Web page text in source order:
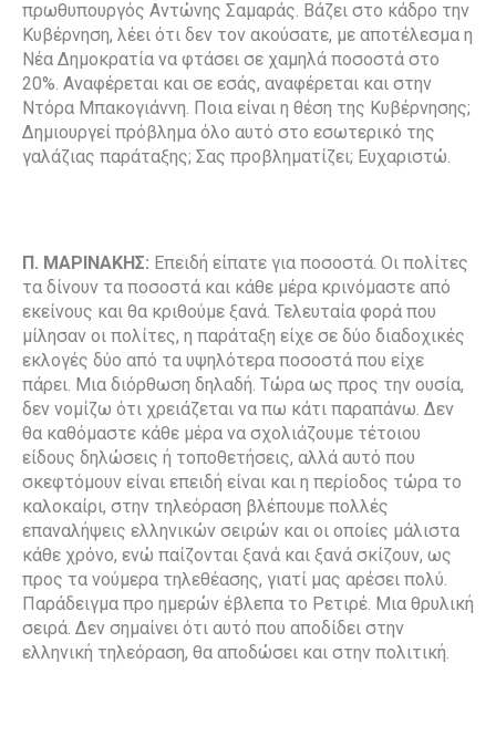
πρωθυπουργός Αντώνης Σαμαράς. Βάζει στο κάδρο την
Κυβέρνηση, λέει ότι δεν τον ακούσατε, με αποτέλεσμα η
Νέα Δημοκρατία να φτάσει σε χαμηλά ποσοστά στο
20%. Αναφέρεται και σε εσάς, αναφέρεται και στην
Ντόρα Μπακογιάννη. Ποια είναι η θέση της Κυβέρνησης;
Δημιουργεί πρόβλημα όλο αυτό στο εσωτερικό της
γαλάζιας παράταξης; Σας προβληματίζει; Ευχαριστώ.
Π. ΜΑΡΙΝΑΚΗΣ: Επειδή είπατε για ποσοστά. Οι πολίτες
τα δίνουν τα ποσοστά και κάθε μέρα κρινόμαστε από
εκείνους και θα κριθούμε ξανά. Τελευταία φορά που
μίλησαν οι πολίτες, η παράταξη είχε σε δύο διαδοχικές
εκλογές δύο από τα υψηλότερα ποσοστά που είχε
πάρει. Μια διόρθωση δηλαδή. Τώρα ως προς την ουσία,
δεν νομίζω ότι χρειάζεται να πω κάτι παραπάνω. Δεν
θα καθόμαστε κάθε μέρα να σχολιάζουμε τέτοιου
είδους δηλώσεις ή τοποθετήσεις, αλλά αυτό που
σκεφτόμουν είναι επειδή είναι και η περίοδος τώρα το
καλοκαίρι, στην τηλεόραση βλέπουμε πολλές
επαναλήψεις ελληνικών σειρών και οι οποίες μάλιστα
κάθε χρόνο, ενώ παίζονται ξανά και ξανά σκίζουν, ως
προς τα νούμερα τηλεθέασης, γιατί μας αρέσει πολύ.
Παράδειγμα προ ημερών έβλεπα το Ρετιρέ. Μια θρυλική
σειρά. Δεν σημαίνει ότι αυτό που αποδίδει στην
ελληνική τηλεόραση, θα αποδώσει και στην πολιτική.